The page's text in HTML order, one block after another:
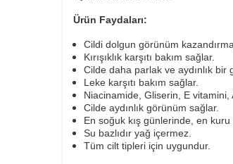
Ürün Faydaları:
Cildi dolgun görünüm
Kırışıklık karşıtı bakım sağlar.
Cilde daha parlak ve aydınlık bir
Leke karşıtı bakım sağlar.
Niacinamide, Gliserin, E
Cilde aydınlık görünüm sağlar.
En soğuk kış günlerinde, en
Su bazlıdır yağ içermez.
Tüm cilt tipleri için uygundur.